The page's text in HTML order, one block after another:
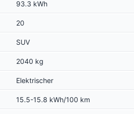
93.3 kWh
20
SUV
2040 kg
Elektrischer
15.5-15.8 kWh/100 km